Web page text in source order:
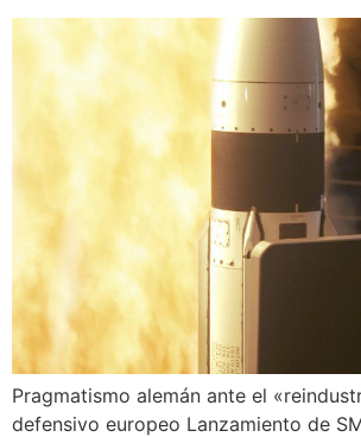
Pragmatismo alemán ante el
defensivo europeo Lanzamiento de